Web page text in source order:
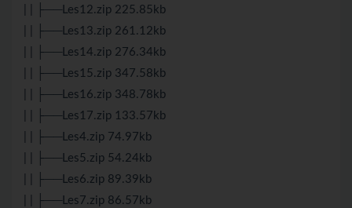
| | ├──Les12.zip 225.85kb
| | ├──Les13.zip 261.12kb
| | ├──Les14.zip 276.34kb
| | ├──Les15.zip 347.58kb
| | ├──Les16.zip 348.78kb
| | ├──Les17.zip 133.57kb
| | ├──Les4.zip 74.97kb
| | ├──Les5.zip 54.24kb
| | ├──Les6.zip 89.39kb
| | ├──Les7.zip 86.57kb